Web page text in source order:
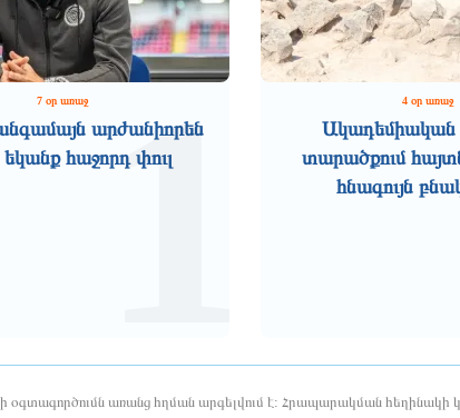
7 օր առաջ
արժանիորեն
եկանք հաջորդ փուլ
1 4 օր առաջ
տարածքում
հնագույն
օգտագործումն առանց հղման արգելվում է: Հրապարակման